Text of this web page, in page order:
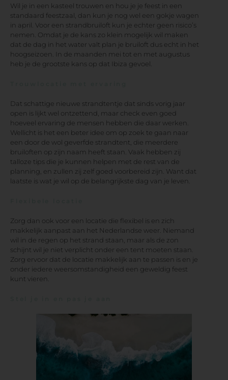
Wil je in een kasteel trouwen en hou je je feest in een
standaard feestzaal, dan kun je nog wel een gokje wagen
in april. Voor een strandbruiloft kun je echter geen risico’s
nemen. Omdat je de kans zo klein mogelijk wil maken
dat de dag in het water valt plan je bruiloft dus echt in het
hoogseizoen. In de maanden mei tot en met augustus
heb je de grootste kans op dat Ibiza gevoel.
Dat schattige nieuwe strandtentje dat sinds vorig jaar
open is lijkt wel ontzettend, maar check even goed
hoeveel ervaring de mensen hebben die daar werken.
Wellicht is het een beter idee om op zoek te gaan naar
een door de wol geverfde strandtent, die meerdere
bruiloften op zijn naam heeft staan. Vaak hebben zij
talloze tips die je kunnen helpen met de rest van de
planning, en zullen zij zelf goed voorbereid zijn. Want dat
laatste is wat je wil op de belangrijkste dag van je leven.
Zorg dan ook voor een locatie die flexibel is en zich
makkelijk aanpast aan het Nederlandse weer. Niemand
wil in de regen op het strand staan, maar als de zon
schijnt wil je niet verplicht onder een tent moeten staan.
Zorg ervoor dat de locatie makkelijk aan te passen is en je
onder iedere weersomstandigheid een geweldig feest
kunt vieren.